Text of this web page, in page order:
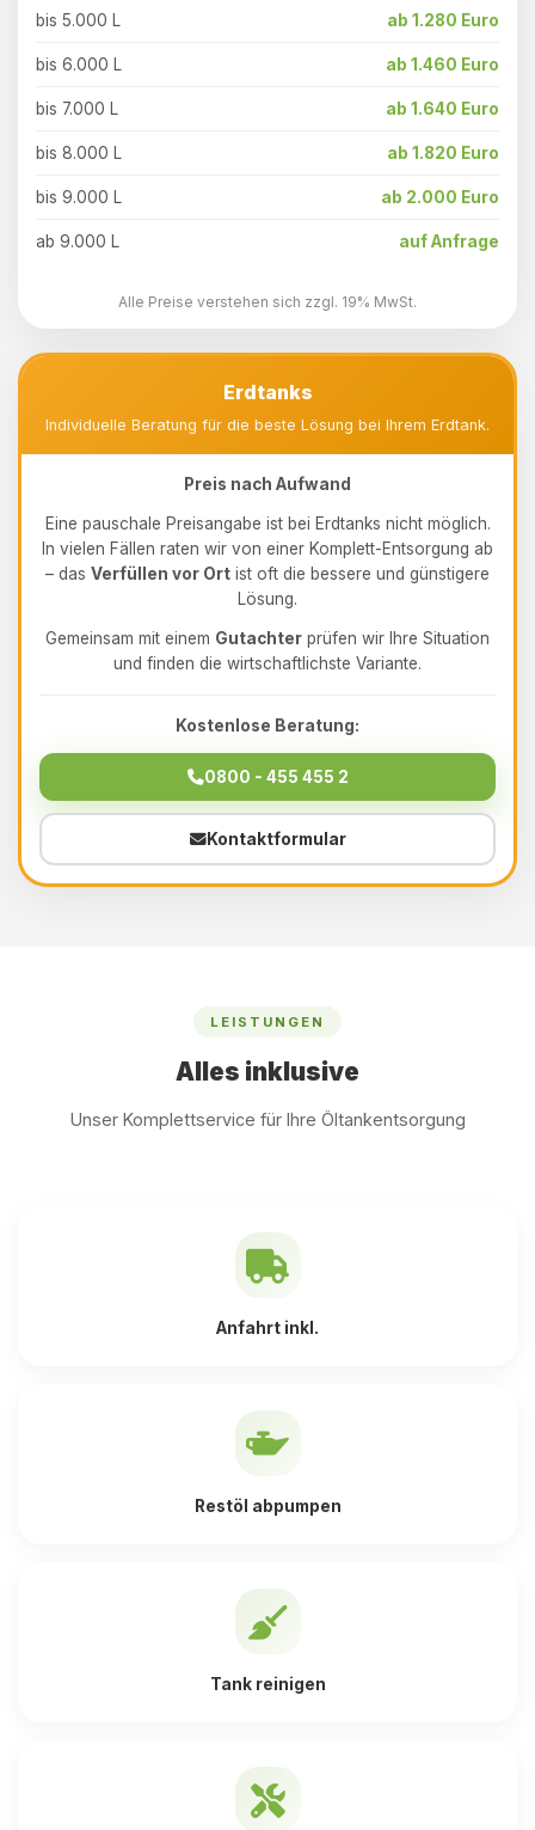
bis 5.000 L ab 1.280 Euro
bis 6.000 L ab 1.460 Euro
bis 7.000 L ab 1.640 Euro
bis 8.000 L ab 1.820 Euro
bis 9.000 L ab 2.000 Euro
ab 9.000 L auf Anfrage
Alle Preise verstehen sich zzgl. 19% MwSt.
Erdtanks
Individuelle Beratung für die beste Lösung bei Ihrem Erdtank.
Preis nach Aufwand
Eine pauschale Preisangabe ist bei Erdtanks nicht möglich.
In vielen Fällen raten wir von einer Komplett-Entsorgung ab
– das Verfüllen vor Ort ist oft die bessere und günstigere
Lösung.
Gemeinsam mit einem Gutachter prüfen wir Ihre Situation
und finden die wirtschaftlichste Variante.
Kostenlose Beratung:
0800 - 455 455 2
Kontaktformular
LEISTUNGEN
Alles inklusive
Unser Komplettservice für Ihre Öltankentsorgung
Anfahrt inkl.
Restöl abpumpen
Tank reinigen